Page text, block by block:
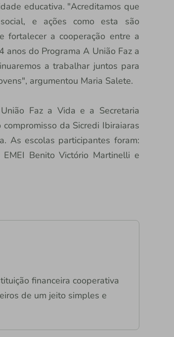
educativa. "Acreditamos que
e ações como esta são
fortalecer a cooperação entre a
anos do Programa A União Faz a
a trabalhar juntos para
argumentou Maria Salete.
Faz a Vida e a Secretaria
da Sicredi Ibiraiaras
As escolas participantes foram:
Benito Victório Martinelli e
financeira cooperativa
de um jeito simples e